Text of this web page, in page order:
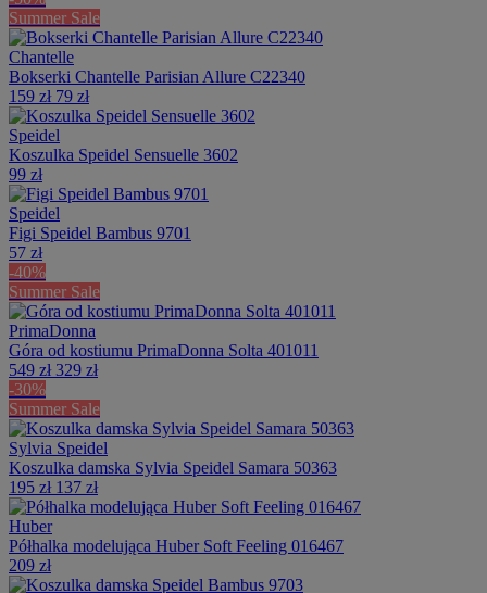
Summer Sale
Chantelle
Bokserki Chantelle Parisian Allure C22340
159 zł 79 zł
Speidel
Koszulka Speidel Sensuelle 3602
99 zł
Speidel
Figi Speidel Bambus 9701
57 zł
-40%
Summer Sale
PrimaDonna
Góra od kostiumu PrimaDonna Solta 401011
549 zł 329 zł
-30%
Summer Sale
Sylvia Speidel
Koszulka damska Sylvia Speidel Samara 50363
195 zł 137 zł
Huber
Półhalka modelująca Huber Soft Feeling 016467
209 zł